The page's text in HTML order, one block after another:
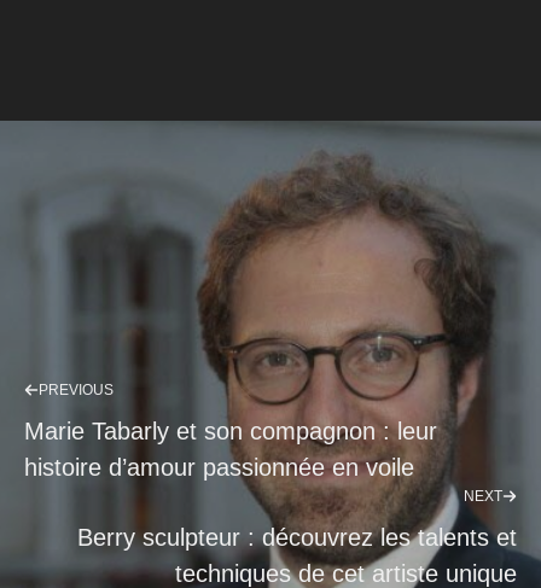
PREVIOUS
Marie Tabarly et son compagnon : leur
histoire d’amour passionnée en voile
NEXT
Berry sculpteur : découvrez les talents et
techniques de cet artiste unique